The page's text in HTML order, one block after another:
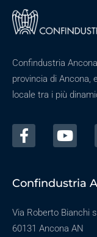
Confindustria
provincia di Ancona,
locale tra i più
Confindustria
Via Roberto Bianchi
60131 Ancona AN